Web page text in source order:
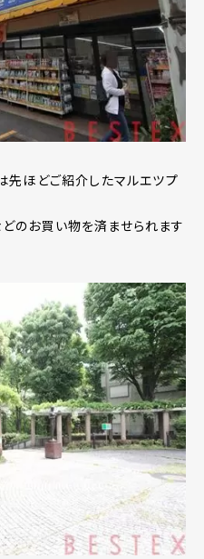
先ほどご紹介したマルエツプ
のお買い物を済ませられます